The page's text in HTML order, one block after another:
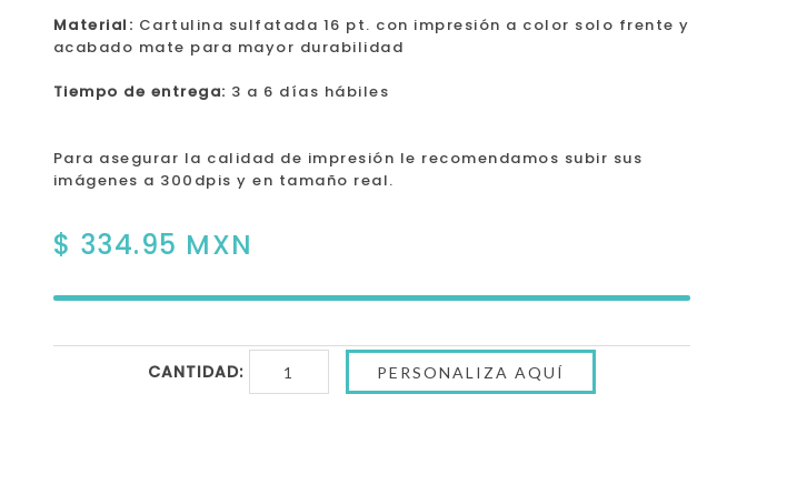
Material: Cartulina sulfatada 16 pt. con impresión a color solo frente y
acabado mate para mayor durabilidad
Tiempo de entrega: 3 a 6 días hábiles
Para asegurar la calidad de impresión le recomendamos subir sus
imágenes a 300dpis y en tamaño real.
$ 334.95 MXN
CANTIDAD: